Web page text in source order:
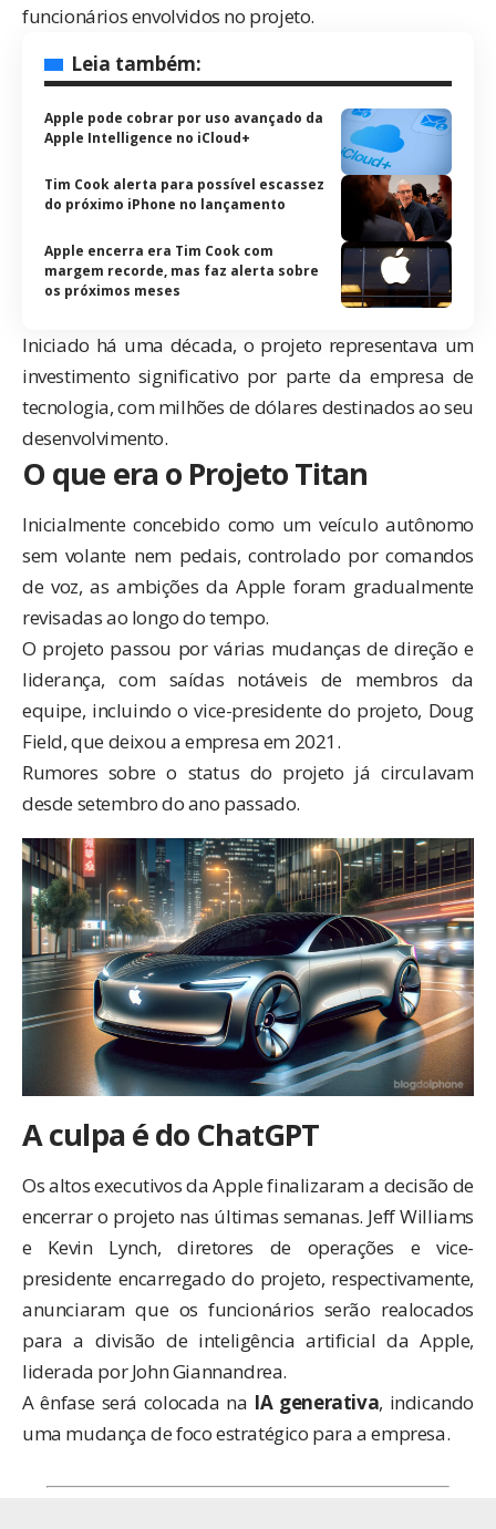
funcionários envolvidos no projeto.
Leia também:
Apple pode cobrar por uso avançado da
Apple Intelligence no iCloud+
Tim Cook alerta para possível escassez
do próximo iPhone no lançamento
Apple encerra era Tim Cook com
margem recorde, mas faz alerta sobre
os próximos meses
Iniciado há uma década, o projeto representava um
investimento significativo por parte da empresa de
tecnologia, com milhões de dólares destinados ao seu
desenvolvimento.
O que era o Projeto Titan
Inicialmente concebido como um veículo autônomo
sem volante nem pedais, controlado por comandos
de voz, as ambições da Apple foram gradualmente
revisadas ao longo do tempo.
O projeto passou por várias mudanças de direção e
liderança, com saídas notáveis de membros da
equipe, incluindo o vice-presidente do projeto, Doug
Field, que deixou a empresa em 2021.
Rumores sobre o status do projeto já circulavam
desde setembro do ano passado.
A culpa é do ChatGPT
Os altos executivos da Apple finalizaram a decisão de
encerrar o projeto nas últimas semanas. Jeff Williams
e Kevin Lynch, diretores de operações e vice-
presidente encarregado do projeto, respectivamente,
anunciaram que os funcionários serão realocados
para a divisão de inteligência artificial da Apple,
liderada por John Giannandrea.
A ênfase será colocada na IA generativa, indicando
uma mudança de foco estratégico para a empresa.